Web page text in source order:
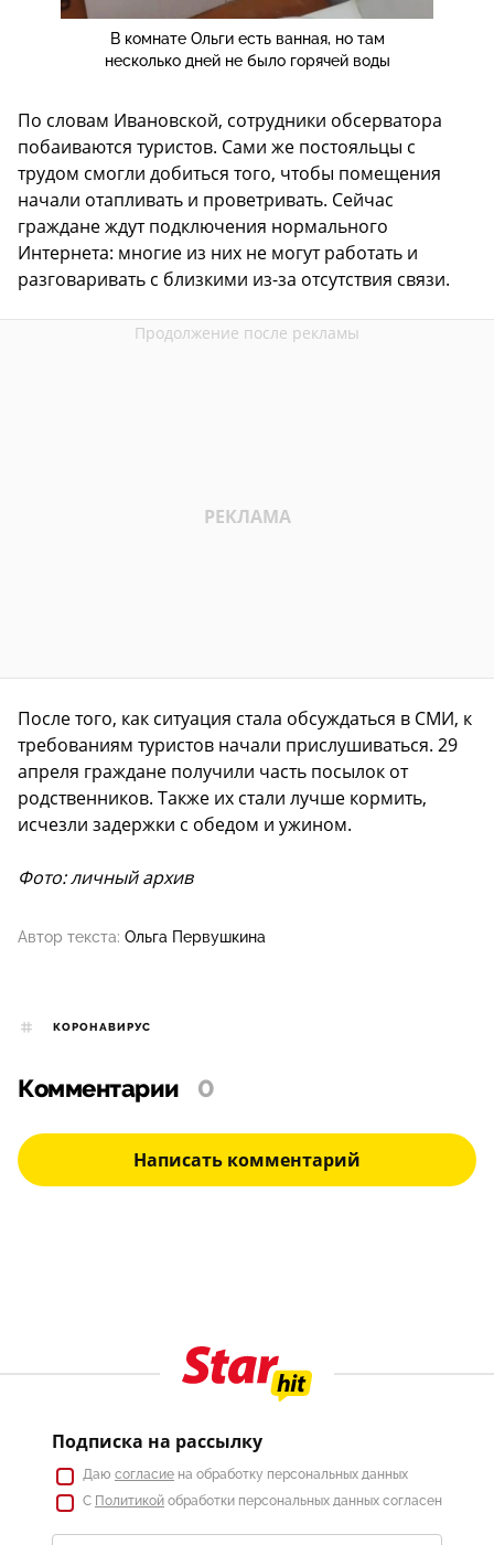
В комнате Ольги есть ванная, но там
несколько дней не было горячей воды
По словам Ивановской, сотрудники обсерватора
побаиваются туристов. Сами же постояльцы с
трудом смогли добиться того, чтобы помещения
начали отапливать и проветривать. Сейчас
граждане ждут подключения нормального
Интернета: многие из них не могут работать и
разговаривать с близкими из-за отсутствия связи.
После того, как ситуация стала обсуждаться в СМИ, к
требованиям туристов начали прислушиваться. 29
апреля граждане получили часть посылок от
родственников. Также их стали лучше кормить,
исчезли задержки с обедом и ужином.
Фото: личный архив
Автор текста: Ольга Первушкина
КОРОНАВИРУС
Комментарии 0
Написать комментарий
Подписка на рассылку
Даю согласие на обработку персональных данных
С Политикой обработки персональных данных согласен